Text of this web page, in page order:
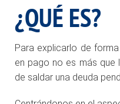
¿QUÉ ES?
Para explicarlo de
en pago no es más que
de saldar una deuda